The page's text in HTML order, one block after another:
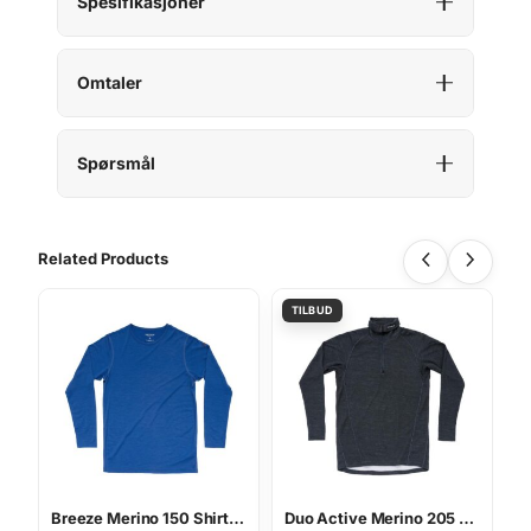
Omtaler
Spørsmål
Related Products
Breeze Merino 150 Shirt Man Duo Active Merino 205 Z.Neck Man